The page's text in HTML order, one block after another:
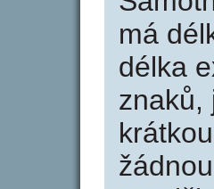
má
délka
znaků,